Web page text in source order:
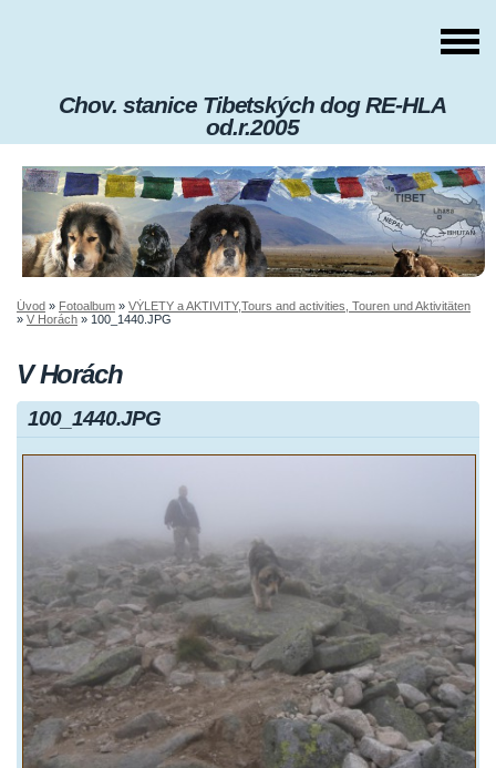
Chov. stanice Tibetských dog RE-HLA
od.r.2005
Úvod » Fotoalbum » VÝLETY a AKTIVITY,Tours and activities, Touren und Aktivitäten
» V Horách » 100_1440.JPG
V Horách
100_1440.JPG